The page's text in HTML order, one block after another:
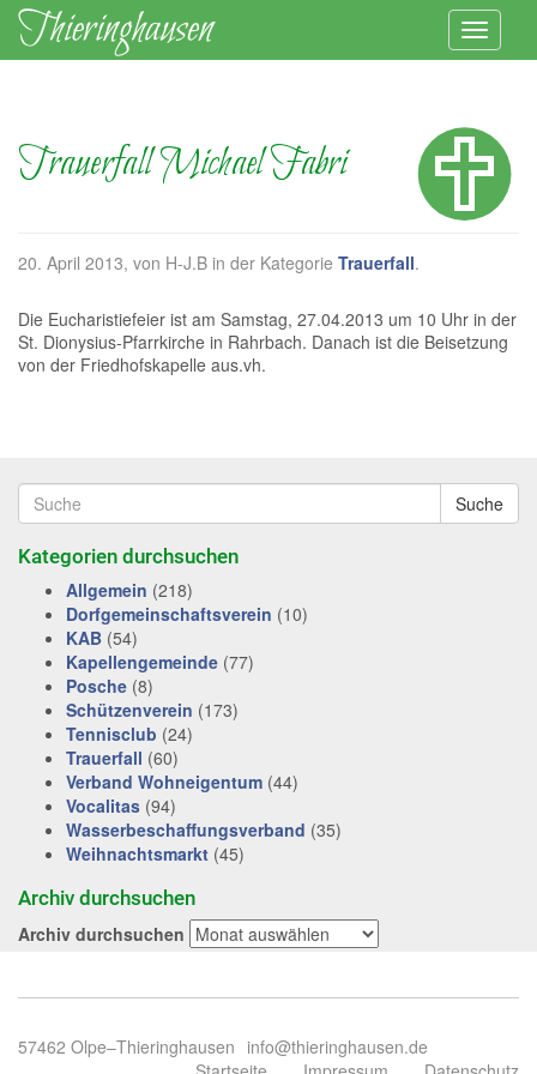
Trauerfall Michael Fabri
20. April 2013, von H-J.B in der Kategorie Trauerfall.
Die Eucharistiefeier ist am Samstag, 27.04.2013 um 10 Uhr in der
St. Dionysius-Pfarrkirche in Rahrbach. Danach ist die Beisetzung
von der Friedhofskapelle aus.vh.
Suche
Kategorien durchsuchen
Allgemein (218)
Dorfgemeinschaftsverein (10)
KAB (54)
Kapellengemeinde (77)
Posche (8)
Schützenverein (173)
Tennisclub (24)
Trauerfall (60)
Verband Wohneigentum (44)
Vocalitas (94)
Wasserbeschaffungsverband (35)
Weihnachtsmarkt (45)
Archiv durchsuchen
Archiv durchsuchen
57462 Olpe–Thieringhausen info@thieringhausen.de